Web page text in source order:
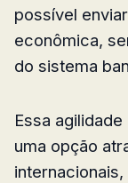
possível
econômica,
do sistema
Essa
uma opção